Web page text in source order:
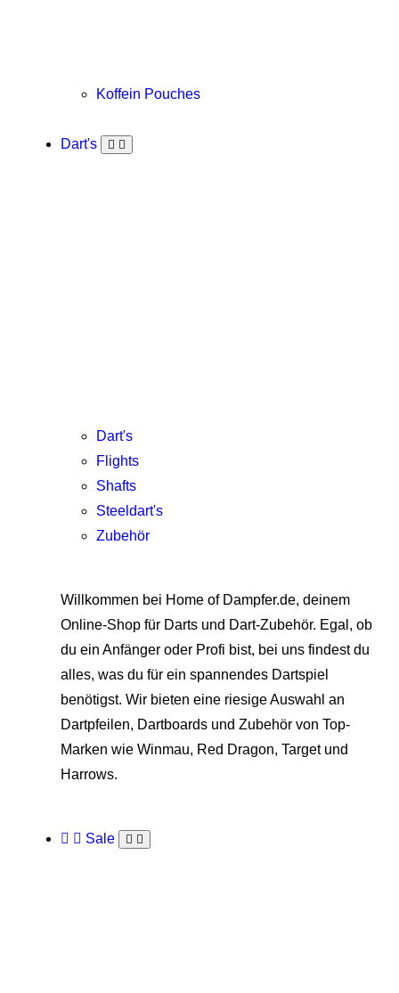
Koffein Pouches
Dart's
Dart's
Flights
Shafts
Steeldart's
Zubehör
Willkommen bei Home of Dampfer.de, deinem
Online-Shop für Darts und Dart-Zubehör. Egal, ob
du ein Anfänger oder Profi bist, bei uns findest du
alles, was du für ein spannendes Dartspiel
benötigst. Wir bieten eine riesige Auswahl an
Dartpfeilen, Dartboards und Zubehör von Top-
Marken wie Winmau, Red Dragon, Target und
Harrows.
Sale